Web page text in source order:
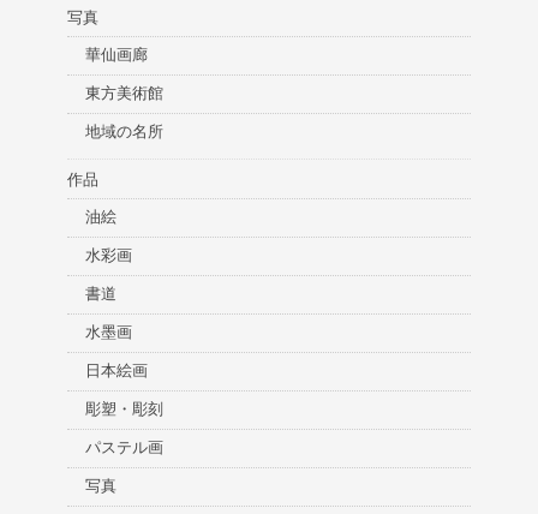
写真
華仙画廊
東方美術館
地域の名所
作品
油絵
水彩画
書道
水墨画
日本絵画
彫塑・彫刻
パステル画
写真